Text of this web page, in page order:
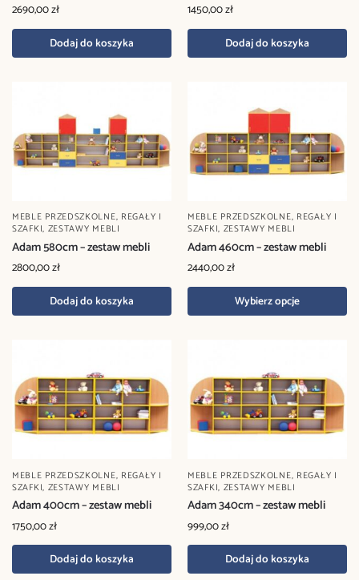
2690,00zł
Dodaj do koszyka
1450,00zł
Dodaj do koszyka
MEBLE PRZEDSZKOLNE, REGAŁY I
SZAFKI, ZESTAWY MEBLI
Adam 580cm – zestaw mebli
2800,00zł
Dodaj do koszyka
MEBLE PRZEDSZKOLNE, REGAŁY I
SZAFKI, ZESTAWY MEBLI
Adam 460cm – zestaw mebli
2440,00zł
Wybierz opcje
MEBLE PRZEDSZKOLNE, REGAŁY I
SZAFKI, ZESTAWY MEBLI
Adam 400cm – zestaw mebli
1750,00zł
Dodaj do koszyka
MEBLE PRZEDSZKOLNE, REGAŁY I
SZAFKI, ZESTAWY MEBLI
Adam 340cm – zestaw mebli
999,00zł
Dodaj do koszyka